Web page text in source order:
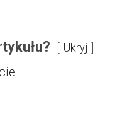
Ukryj